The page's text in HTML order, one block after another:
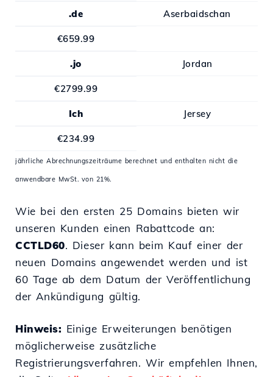
.de Aserbaidschan
€659.99
.jo Jordan
€2799.99
Ich Jersey
€234.99
jährliche Abrechnungszeiträume berechnet und enthalten nicht die
anwendbare MwSt. von 21%.
Wie bei den ersten 25 Domains bieten wir
unseren Kunden einen Rabattcode an:
CCTLD60. Dieser kann beim Kauf einer der
neuen Domains angewendet werden und ist
60 Tage ab dem Datum der Veröffentlichung
der Ankündigung gültig.
Hinweis: Einige Erweiterungen benötigen
möglicherweise zusätzliche
Registrierungsverfahren. Wir empfehlen Ihnen,